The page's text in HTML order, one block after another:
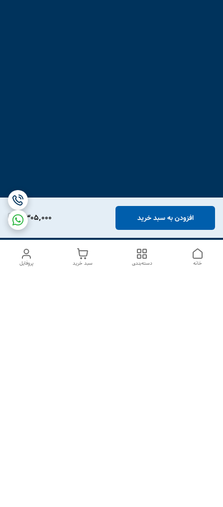
3,305,000 افزودن به سبد خرید
پروفایل سبد خرید دسته‌بندی خانه